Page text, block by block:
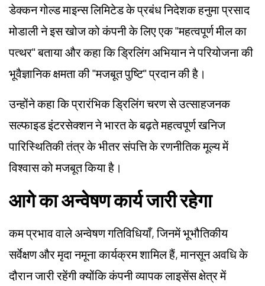
डेक्कन गोल्ड माइन्स लिमिटेड के प्रबंध निदेशक हनुमा प्रसाद
मोडाली ने इस खोज को कंपनी के लिए एक "महत्वपूर्ण मील का
पत्थर" बताया और कहा कि ड्रिलिंग अभियान ने परियोजना की
भूवैज्ञानिक क्षमता की "मजबूत पुष्टि" प्रदान की है।
उन्होंने कहा कि प्रारंभिक ड्रिलिंग चरण से उत्साहजनक
सल्फाइड इंटरसेक्शन ने भारत के बढ़ते महत्वपूर्ण खनिज
पारिस्थितिकी तंत्र के भीतर संपत्ति के रणनीतिक मूल्य में
विश्वास को मजबूत किया है।
आगे का अन्वेषण कार्य जारी रहेगा
कम प्रभाव वाले अन्वेषण गतिविधियाँ, जिनमें भूभौतिकीय
सर्वेक्षण और मृदा नमूना कार्यक्रम शामिल हैं, मानसून अवधि के
दौरान जारी रहेंगी क्योंकि कंपनी व्यापक लाइसेंस क्षेत्र में